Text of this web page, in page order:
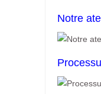
Notre